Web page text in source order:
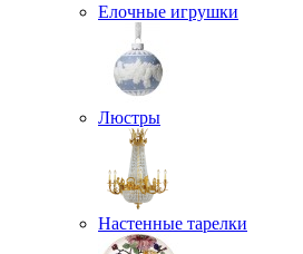
Елочные игрушки
Люстры
Настенные тарелки